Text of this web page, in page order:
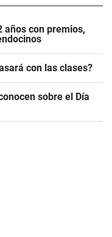
años con premios,
con las clases?
sobre el Día